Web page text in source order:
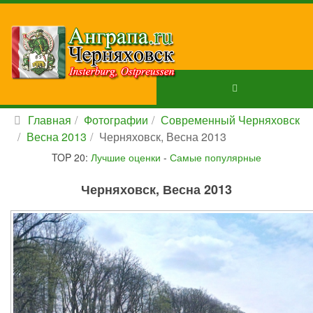
Главная Фотографии
Современный Черняховск
Весна 2013
Черняховск, Весна 2013
TOP 20: Лучшие оценки - Самые популярные
Черняховск, Весна 2013